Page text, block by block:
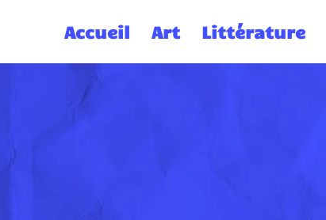
Accueil Art Littérature